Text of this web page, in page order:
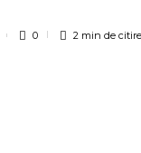
0 2 min de citire